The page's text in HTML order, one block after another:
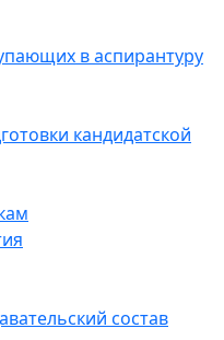
в аспирантуру
кандидатской
состав